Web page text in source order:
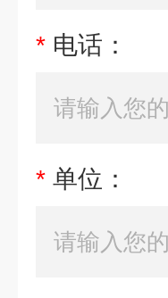
* 电话：
* 单位：